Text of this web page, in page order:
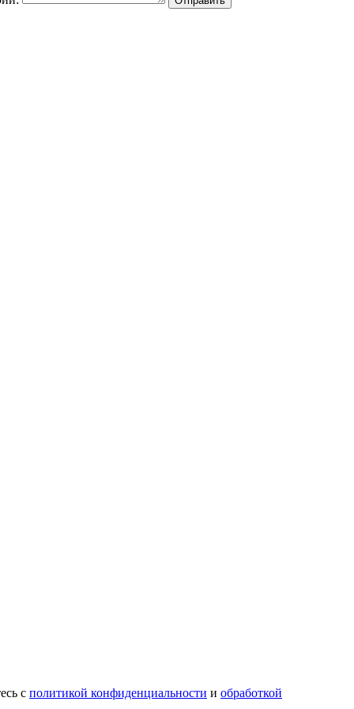
с политикой конфиденциальности и обработкой